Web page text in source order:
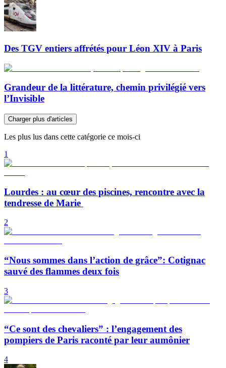
Des TGV entiers affrétés pour Léon XIV à Paris
Grandeur de la littérature, chemin privilégié vers
l’Invisible
Charger plus d'articles
Les plus lus dans cette catégorie ce mois-ci
1
Lourdes : au cœur des piscines, rencontre avec la
tendresse de Marie
2
“Nous sommes dans l’action de grâce”: Cotignac
sauvé des flammes deux fois
3
“Ce sont des chevaliers” : l’engagement des
pompiers de Paris raconté par leur aumônier
4